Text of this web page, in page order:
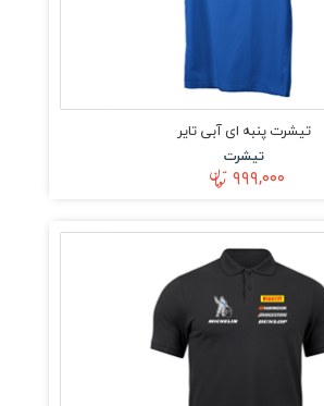
تیشرت پنبه ای آبی تایر
تیشرت
۹۹۹,۰۰۰